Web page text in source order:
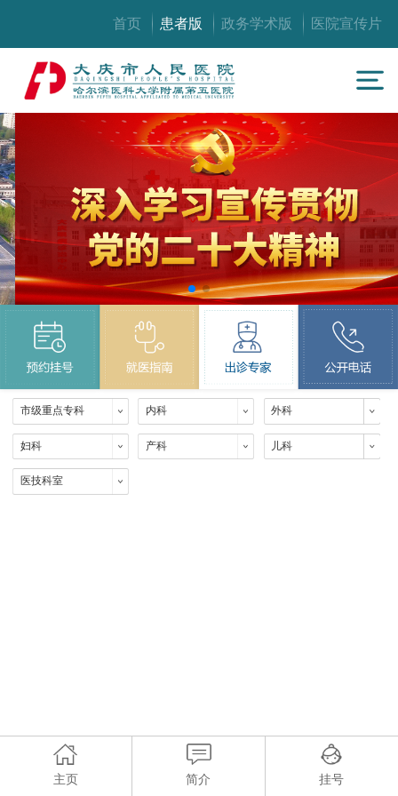
首页 患者版 政务学术版 医院宣传片
市级重点专科 内科 外科
妇科 产科 儿科
医技科室
主页 简介 挂号